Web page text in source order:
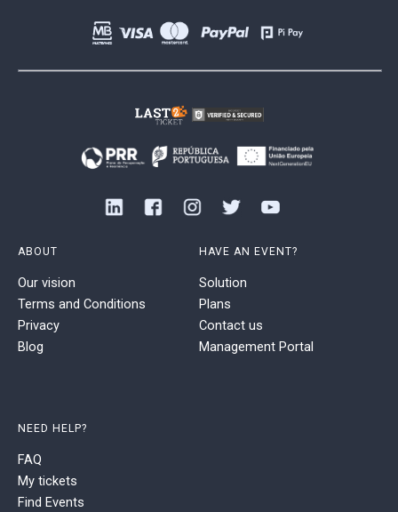
ABOUT
Our vision
Terms and Conditions
Privacy
Blog
HAVE AN EVENT?
Solution
Plans
Contact us
Management Portal
NEED HELP?
FAQ
My tickets
Find Events